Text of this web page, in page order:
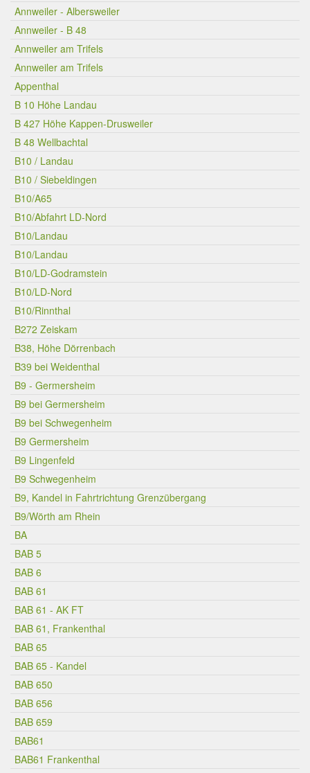
Annweiler - Albersweiler
Annweiler - B 48
Annweiler am Trifels
Annweiler am Trifels
Appenthal
B 10 Höhe Landau
B 427 Höhe Kappen-Drusweiler
B 48 Wellbachtal
B10 / Landau
B10 / Siebeldingen
B10/A65
B10/Abfahrt LD-Nord
B10/Landau
B10/Landau
B10/LD-Godramstein
B10/LD-Nord
B10/Rinnthal
B272 Zeiskam
B38, Höhe Dörrenbach
B39 bei Weidenthal
B9 - Germersheim
B9 bei Germersheim
B9 bei Schwegenheim
B9 Germersheim
B9 Lingenfeld
B9 Schwegenheim
B9, Kandel in Fahrtrichtung Grenzübergang
B9/Wörth am Rhein
BA
BAB 5
BAB 6
BAB 61
BAB 61 - AK FT
BAB 61, Frankenthal
BAB 65
BAB 65 - Kandel
BAB 650
BAB 656
BAB 659
BAB61
BAB61 Frankenthal